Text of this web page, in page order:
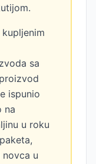
sa
ispunio
na
u roku
u